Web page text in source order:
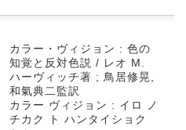
カラー・ヴィジョン : 色の
知覚と反対色説 / レオ M.
ハーヴィッチ著 ; 鳥居修晃,
和氣典二監訳
カラー ヴィジョン : イロ ノ
チカク ト ハンタイショク